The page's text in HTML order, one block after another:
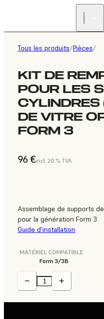
Tous les produits/Pièces/
KIT DE
POUR LES
CYLINDRES
DE VITRE
FORM 3
96 €incl. 20 % TVA
Assemblage de supports
pour la génération Form 3
Guide d'installation
MATÉRIEL COMPATIBLE
Form 3/3B